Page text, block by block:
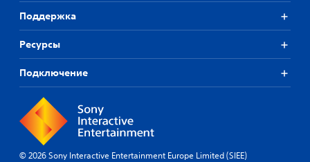
Поддержка
Ресурсы
Подключение
© 2026 Sony Interactive Entertainment Europe Limited (SIEE)